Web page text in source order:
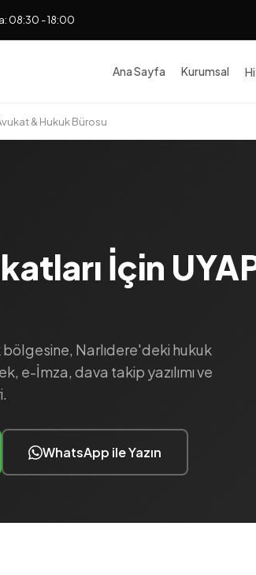
08:30 - 18:00
Ana Sayfa Kurumsal
& Hukuk Bürosu
İçin
bölgesine, Narlıdere'deki hukuk
e-İmza, dava takip yazılımı ve
WhatsApp ile Yazın